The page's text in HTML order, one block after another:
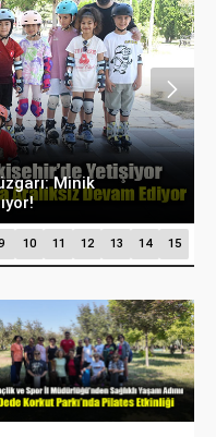
Spor Okulları
10 11 12 13 14 15